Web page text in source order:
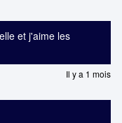
et j'aime les
Il y a 1 mois